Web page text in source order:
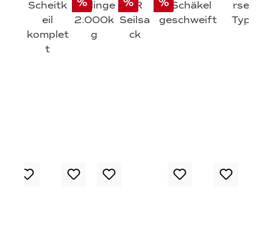
% % %